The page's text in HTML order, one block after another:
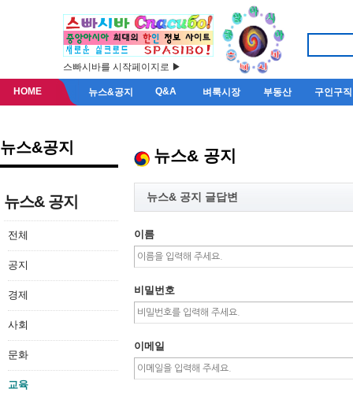
스빠시바를 시작페이지로 ▶
HOME 뉴스&공지 Q&A 벼룩시장 부동산 구인구직
뉴스&공지
뉴스& 공지
전체
공지
경제
사회
문화
교육
뉴스& 공지
뉴스& 공지 글답변
이름
비밀번호
이메일